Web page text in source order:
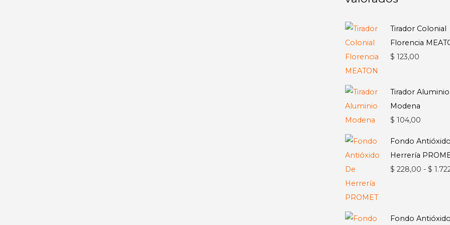
Tirador Colonial
Florencia
$ 123,00
Tirador Aluminio
Modena
$ 104,00
Fondo
Herrería
$ 228,00 - $
Fondo